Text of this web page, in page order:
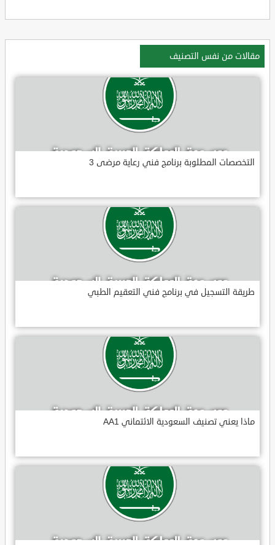
مقالات من نفس التصنيف
التخصصات المطلوبة برنامج فني رعاية مرضى 3
طريقة التسجيل في برنامج فني التعقيم الطبي
ماذا يعني تصنيف السعودية الائتماني AA1